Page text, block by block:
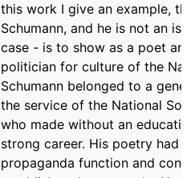
this work I give an example,
Schumann, and he is not an
case - is to show as a poet
politician for culture of the
Schumann belonged to a
the service of the National
who made without an
strong career. His poetry had
propaganda function and